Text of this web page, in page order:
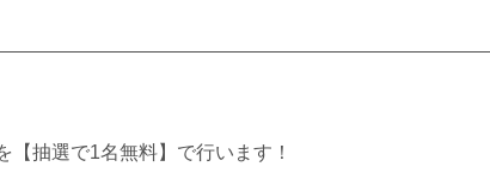
抽選で1名無料】で行います！